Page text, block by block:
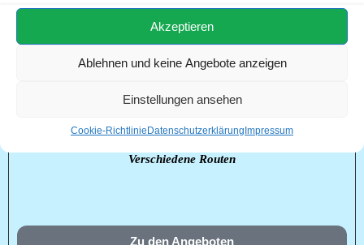
Akzeptieren
Ablehnen und keine Angebote anzeigen
Einstellungen ansehen
Cookie-RichtlinieDatenschutzerklärungImpressum
Andalusien mit Lissabon
Verschiedene Schiffe
Verschiedene Routen
Zu den Angeboten